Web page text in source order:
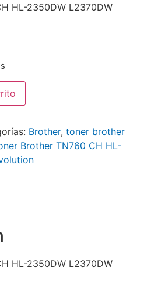
HL-2350DW L2370DW
Brother, toner brother
Brother TN760 CH HL-
HL-2350DW L2370DW